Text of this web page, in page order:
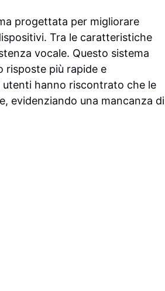
progettata per migliorare
Tra le caratteristiche
vocale. Questo sistema
risposte più rapide e
hanno riscontrato che le
evidenziando una mancanza di